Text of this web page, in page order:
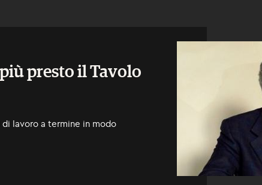
presto il Tavolo
di lavoro a termine in modo